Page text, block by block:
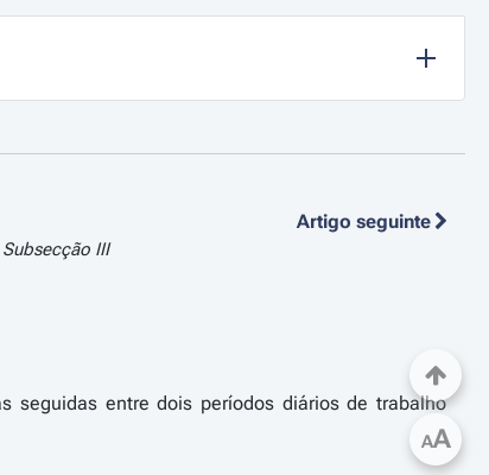
Artigo seguinte
III
seguidas entre dois períodos diários de trabalho
AA